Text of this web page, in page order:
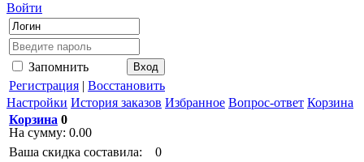
Войти
Запомнить
Регистрация | Восстановить
Настройки История заказов Избранное Вопрос-ответ Корзина
Корзина 0
На сумму: 0.00
Ваша скидка составила:
0